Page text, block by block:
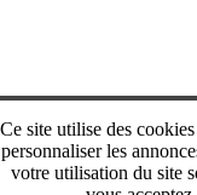
Ce site utilise des
personnaliser les
votre utilisation du site